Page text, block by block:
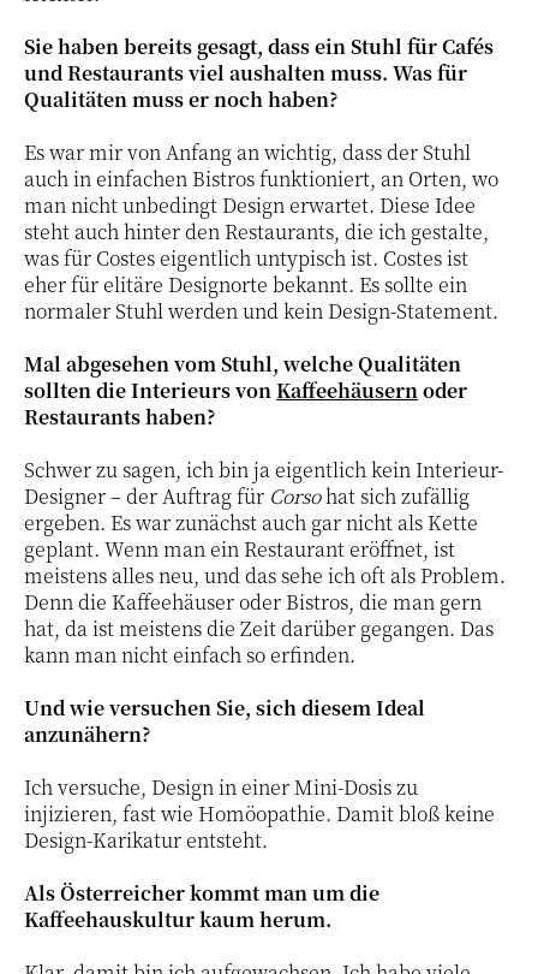
Sie haben bereits gesagt, dass ein Stuhl für Cafés
und Restaurants viel aushalten muss. Was für
Qualitäten muss er noch haben?
Es war mir von Anfang an wichtig, dass der Stuhl
auch in einfachen Bistros funktioniert, an Orten, wo
man nicht unbedingt Design erwartet. Diese Idee
steht auch hinter den Restaurants, die ich gestalte,
was für Costes eigentlich untypisch ist. Costes ist
eher für elitäre Designorte bekannt. Es sollte ein
normaler Stuhl werden und kein Design-Statement.
Mal abgesehen vom Stuhl, welche Qualitäten
sollten die Interieurs vonKaffeehäusernoder
Restaurants haben?
Schwer zu sagen, ich bin ja eigentlich kein Interieur-
Designer – der Auftrag für Corsohat sich zufällig
ergeben. Es war zunächst auch gar nicht als Kette
geplant. Wenn man ein Restaurant eröffnet, ist
meistens alles neu, und das sehe ich oft als Problem.
Denn die Kaffeehäuser oder Bistros, die man gern
hat, da ist meistens die Zeit darüber gegangen. Das
kann man nicht einfach so erfinden.
Und wie versuchen Sie, sich diesem Ideal
anzunähern?
Ich versuche, Design in einer Mini-Dosis zu
injizieren, fast wie Homöopathie. Damit bloß keine
Design-Karikatur entsteht.
Als Österreicher kommt man um die
Kaffeehauskultur kaum herum.